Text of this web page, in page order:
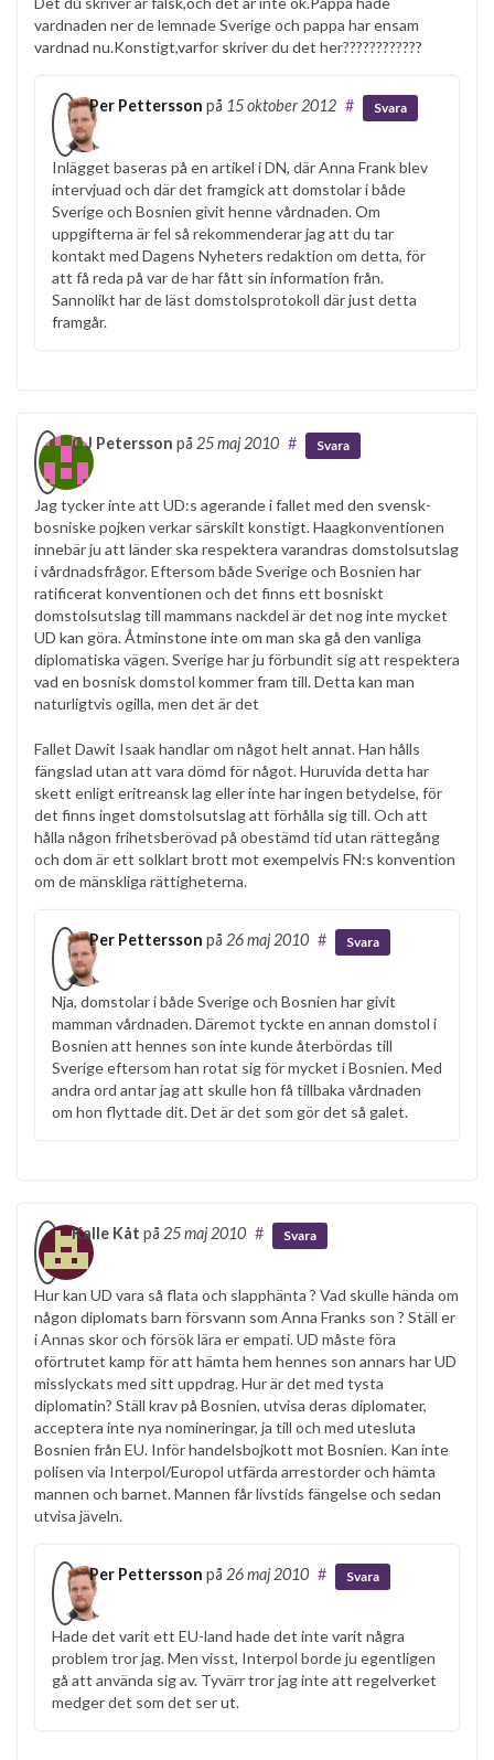
vardnaden ner de lemnade Sverige och pappa har ensam
vardnad nu.Konstigt,varfor skriver du det her????????????
Per Pettersson på 15 oktober 2012 # Svara
Inlägget baseras på en artikel i DN, där Anna Frank blev
intervjuad och där det framgick att domstolar i både
Sverige och Bosnien givit henne vårdnaden. Om
uppgifterna är fel så rekommenderar jag att du tar
kontakt med Dagens Nyheters redaktion om detta, för
att få reda på var de har fått sin information från.
Sannolikt har de läst domstolsprotokoll där just detta
framgår.
C J Petersson på 25 maj 2010 # Svara
Jag tycker inte att UD:s agerande i fallet med den svensk-
bosniske pojken verkar särskilt konstigt. Haagkonventionen
innebär ju att länder ska respektera varandras domstolsutslag
i vårdnadsfrågor. Eftersom både Sverige och Bosnien har
ratificerat konventionen och det finns ett bosniskt
domstolsutslag till mammans nackdel är det nog inte mycket
UD kan göra. Åtminstone inte om man ska gå den vanliga
diplomatiska vägen. Sverige har ju förbundit sig att respektera
vad en bosnisk domstol kommer fram till. Detta kan man
naturligtvis ogilla, men det är det
Fallet Dawit Isaak handlar om något helt annat. Han hålls
fängslad utan att vara dömd för något. Huruvida detta har
skett enligt eritreansk lag eller inte har ingen betydelse, för
det finns inget domstolsutslag att förhålla sig till. Och att
hålla någon frihetsberövad på obestämd tid utan rättegång
och dom är ett solklart brott mot exempelvis FN:s konvention
om de mänskliga rättigheterna.
Per Pettersson på 26 maj 2010 # Svara
Nja, domstolar i både Sverige och Bosnien har givit
mamman vårdnaden. Däremot tyckte en annan domstol i
Bosnien att hennes son inte kunde återbördas till
Sverige eftersom han rotat sig för mycket i Bosnien. Med
andra ord antar jag att skulle hon få tillbaka vårdnaden
om hon flyttade dit. Det är det som gör det så galet.
Kalle Kåt på 25 maj 2010 # Svara
Hur kan UD vara så flata och slapphänta ? Vad skulle hända om
någon diplomats barn försvann som Anna Franks son ? Ställ er
i Annas skor och försök lära er empati. UD måste föra
oförtrutet kamp för att hämta hem hennes son annars har UD
misslyckats med sitt uppdrag. Hur är det med tysta
diplomatin? Ställ krav på Bosnien, utvisa deras diplomater,
acceptera inte nya nomineringar, ja till och med utesluta
Bosnien från EU. Inför handelsbojkott mot Bosnien. Kan inte
polisen via Interpol/Europol utfärda arrestorder och hämta
mannen och barnet. Mannen får livstids fängelse och sedan
utvisa jäveln.
Per Pettersson på 26 maj 2010 # Svara
Hade det varit ett EU-land hade det inte varit några
problem tror jag. Men visst, Interpol borde ju egentligen
gå att använda sig av. Tyvärr tror jag inte att regelverket
medger det som det ser ut.